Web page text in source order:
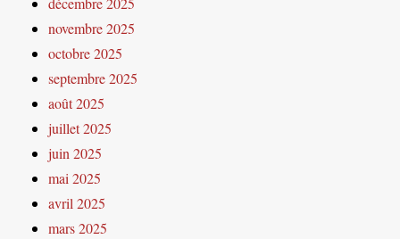
novembre 2025
octobre 2025
septembre 2025
août 2025
juillet 2025
juin 2025
mai 2025
avril 2025
mars 2025